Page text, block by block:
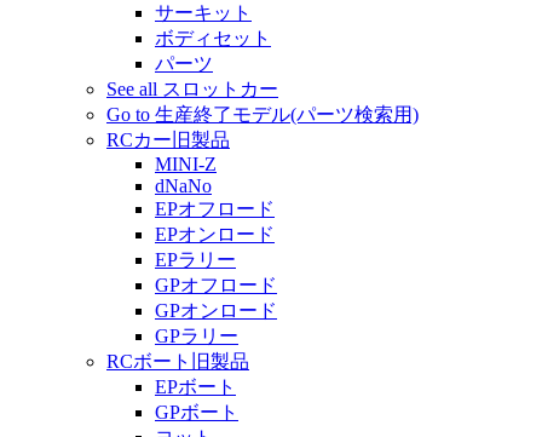
サーキット
ボディセット
パーツ
See all スロットカー
Go to 生産終了モデル(パーツ検索用)
RCカー旧製品
MINI-Z
dNaNo
EPオフロード
EPオンロード
EPラリー
GPオフロード
GPオンロード
GPラリー
RCボート旧製品
EPボート
GPボート